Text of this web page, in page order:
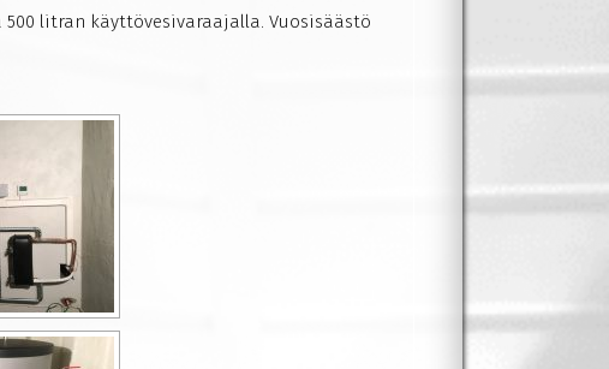
500 litran käyttövesivaraajalla. Vuosisäästö